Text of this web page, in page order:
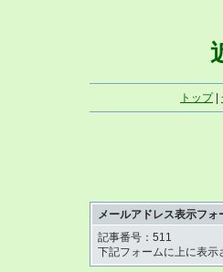
トップ|
メールアドレス表示フォ
記事番号：511
下記フォームに上に表